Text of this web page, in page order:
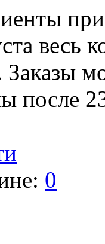
весь
Заказы
после
0